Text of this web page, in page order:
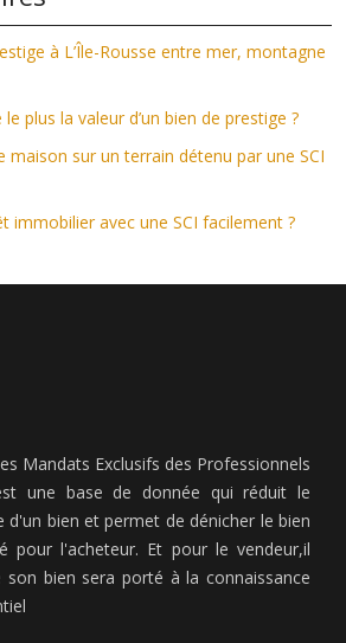
à L’Île-Rousse entre mer, montagne
plus la valeur d’un bien de prestige ?
maison sur un terrain détenu par une SCI
immobilier avec une SCI facilement ?
Mandats Exclusifs des Professionnels
une base de donnée qui réduit le
d'un bien et permet de dénicher le bien
pour l'acheteur. Et pour le vendeur,il
son bien sera porté à la connaissance